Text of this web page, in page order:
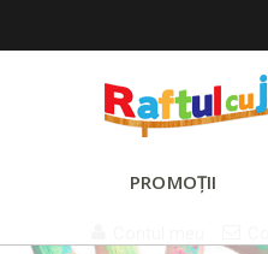
PROMOȚII